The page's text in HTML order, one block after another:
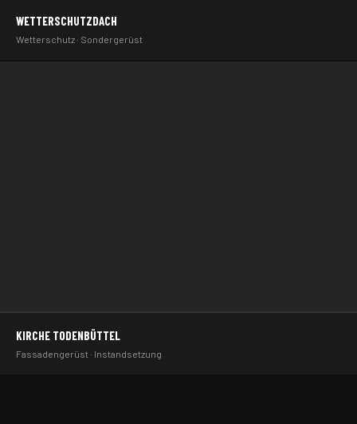
GERÜSTBAU
WETTERSCHUTZDACH
WETTERSCHUTZDACH
Wetterschutz · Sondergerüst
KIRCHE · GERÜSTBAU
TODENBÜTTEL
KIRCHE TODENBÜTTEL
Fassadengerüst · Instandsetzung